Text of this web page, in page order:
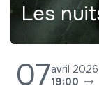
Les
07avril 2026
19:00